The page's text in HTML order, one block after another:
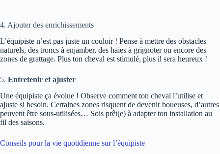
4. Ajouter des enrichissements
L’équipiste n’est pas juste un couloir ! Pense à mettre des obstacles
naturels, des troncs à enjamber, des haies à grignoter ou encore des
zones de grattage. Plus ton cheval est stimulé, plus il sera heureux !
5. Entretenir et ajuster
Une équipiste ça évolue ! Observe comment ton cheval l’utilise et
ajuste si besoin. Certaines zones risquent de devenir boueuses, d’autres
peuvent être sous-utilisées… Sois prêt(e) à adapter ton installation au
fil des saisons.
Conseils pour la vie quotidienne sur l’équipiste